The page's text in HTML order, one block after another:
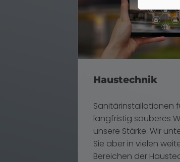
Haustechnik
Sanitärinstallationen
langfristig sauberes
unsere Stärke. Wir
Sie aber in vielen
Bereichen der